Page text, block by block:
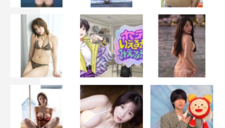
三浦友和 上白石萌歌 上白石萌音
光石研 山﨑賢人 鈴木亮平